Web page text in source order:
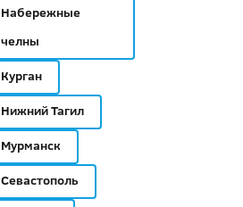
Набережные
челны
Курган
Нижний Тагил
Мурманск
Севастополь